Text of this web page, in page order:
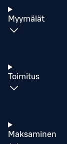
Myymälät
Toimitus
Maksaminen